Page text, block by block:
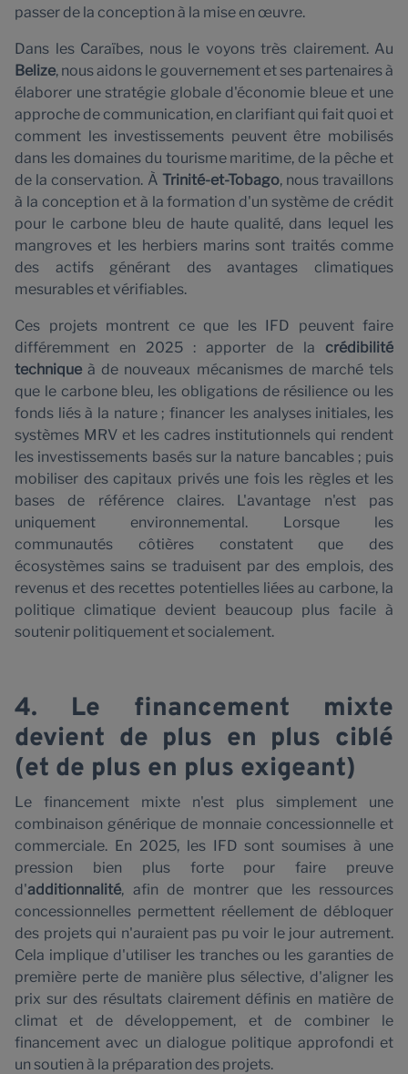
passer de la conception à la mise en œuvre.
Dans les Caraïbes, nous le voyons très clairement. Au
Belize, nous aidons le gouvernement et ses partenaires à
élaborer une stratégie globale d'économie bleue et une
approche de communication, en clarifiant qui fait quoi et
comment les investissements peuvent être mobilisés
dans les domaines du tourisme maritime, de la pêche et
de la conservation. À Trinité-et-Tobago, nous travaillons
à la conception et à la formation d'un système de crédit
pour le carbone bleu de haute qualité, dans lequel les
mangroves et les herbiers marins sont traités comme
des actifs générant des avantages climatiques
mesurables et vérifiables.
Ces projets montrent ce que les IFD peuvent faire
différemment en 2025 : apporter de la crédibilité
technique à de nouveaux mécanismes de marché tels
que le carbone bleu, les obligations de résilience ou les
fonds liés à la nature ; financer les analyses initiales, les
systèmes MRV et les cadres institutionnels qui rendent
les investissements basés sur la nature bancables ; puis
mobiliser des capitaux privés une fois les règles et les
bases de référence claires. L'avantage n'est pas
uniquement environnemental. Lorsque les
communautés côtières constatent que des
écosystèmes sains se traduisent par des emplois, des
revenus et des recettes potentielles liées au carbone, la
politique climatique devient beaucoup plus facile à
soutenir politiquement et socialement.
4. Le financement mixte
devient de plus en plus ciblé
(et de plus en plus exigeant)
Le financement mixte n'est plus simplement une
combinaison générique de monnaie concessionnelle et
commerciale. En 2025, les IFD sont soumises à une
pression bien plus forte pour faire preuve
d'additionnalité, afin de montrer que les ressources
concessionnelles permettent réellement de débloquer
des projets qui n'auraient pas pu voir le jour autrement.
Cela implique d'utiliser les tranches ou les garanties de
première perte de manière plus sélective, d'aligner les
prix sur des résultats clairement définis en matière de
climat et de développement, et de combiner le
financement avec un dialogue politique approfondi et
un soutien à la préparation des projets.